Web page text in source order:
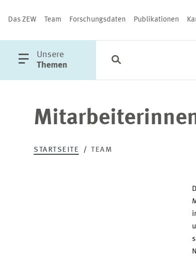
Das ZEW Team Forschungsdaten Publikationen
öffne
Hauptmenü
Unsere
Themen
Kategorien
PUBLIKATIONEN
Schließen
STARTSEITE TEAM